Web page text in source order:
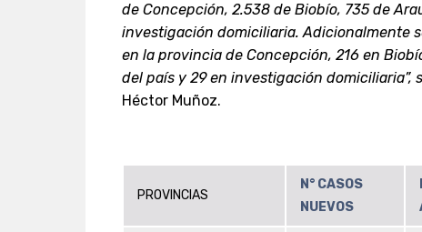
de Concepción, 2.538 de Biobío, 735 de
investigación domiciliaria. Adicionalmente
en la provincia de Concepción, 216 en
del país y 29 en investigación domiciliaria”,
Héctor Muñoz.
PROVINCIAS
N° CASOS
NUEVOS